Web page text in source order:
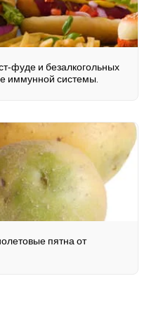
фуде и безалкогольных
иммунной системы.
пятна от